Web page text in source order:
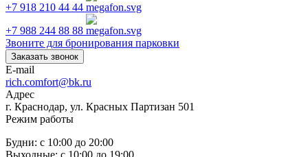
+7 918 210 44 44
+7 988 244 88 88
Звоните для бронирования парковки
Заказать звонок
E-mail
rich.comfort@bk.ru
Адрес
г. Краснодар, ул. Красных Партизан 501
Режим работы
Будни: с 10:00 до 20:00
Выходные: с 10:00 до 19:00